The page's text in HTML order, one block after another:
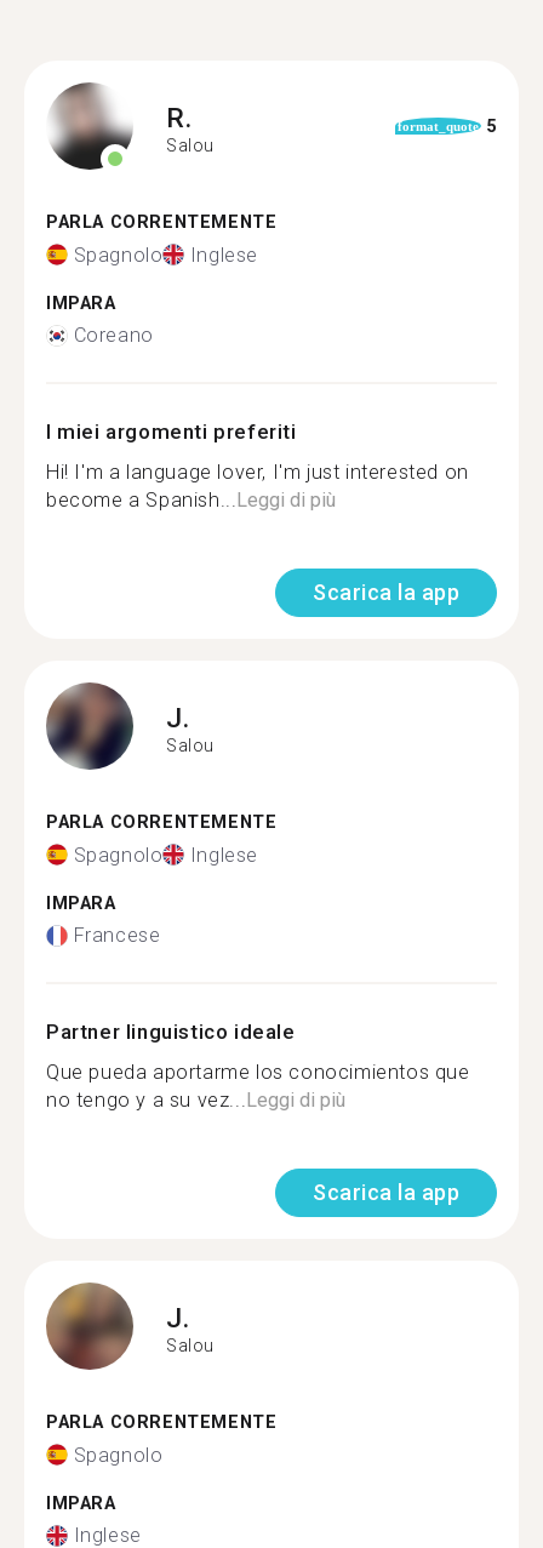
R.
Salou
format_quote 5
PARLA CORRENTEMENTE
Spagnolo Inglese
IMPARA
Coreano
I miei argomenti preferiti
Hi! I'm a language lover, I'm just interested on
become a Spanish...Leggi di più
Scarica la app
J.
Salou
PARLA CORRENTEMENTE
Spagnolo Inglese
IMPARA
Francese
Partner linguistico ideale
Que pueda aportarme los conocimientos que
no tengo y a su vez...Leggi di più
Scarica la app
J.
Salou
PARLA CORRENTEMENTE
Spagnolo
IMPARA
Inglese